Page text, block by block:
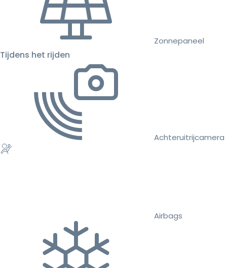
Zonnepaneel
Tijdens het rijden
Achteruitrijcamera
Airbags